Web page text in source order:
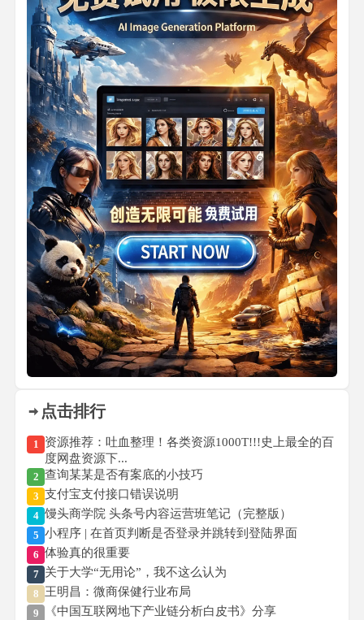
点击排行
1 资源推荐：吐血整理！各类资源1000T!!!史上最全的百
度网盘资源下...
2 查询某某是否有案底的小技巧
3 支付宝支付接口错误说明
4 馒头商学院 头条号内容运营班笔记（完整版）
5 小程序 | 在首页判断是否登录并跳转到登陆界面
6 体验真的很重要
7 关于大学“无用论”，我不这么认为
8 王明昌：微商保健行业布局
9 《中国互联网地下产业链分析白皮书》分享